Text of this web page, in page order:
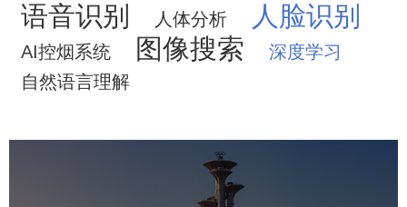
语音识别 人体分析 人脸识别
AI控烟系统 图像搜索
深度学习
自然语言理解